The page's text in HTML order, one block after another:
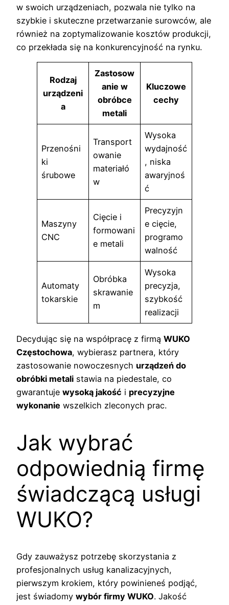
w swoich urządzeniach, pozwala nie tylko na
szybkie i skuteczne przetwarzanie surowców, ale
również na zoptymalizowanie kosztów produkcji,
co przekłada się na konkurencyjność na rynku.
Rodzaj
urządzeni
a
Zastosow
anie w
obróbce
metali
Kluczowe
cechy
Przenośni
ki
śrubowe
Transport
owanie
materiałó
w
Wysoka
wydajność
, niska
awaryjnoś
ć
Maszyny
CNC
Cięcie i
formowani
e metali
Precyzyjn
e cięcie,
programo
walność
Automaty
tokarskie
Obróbka
skrawanie
m
Wysoka
precyzja,
szybkość
realizacji
Decydując się na współpracę z firmą WUKO
Częstochowa, wybierasz partnera, który
zastosowanie nowoczesnych urządzeń do
obróbki metali stawia na piedestale, co
gwarantuje wysoką jakość i precyzyjne
wykonanie wszelkich zleconych prac.
Jak wybrać
odpowiednią firmę
świadczącą usługi
WUKO?
Gdy zauważysz potrzebę skorzystania z
profesjonalnych usług kanalizacyjnych,
pierwszym krokiem, który powinieneś podjąć,
jest świadomy wybór firmy WUKO. Jakość